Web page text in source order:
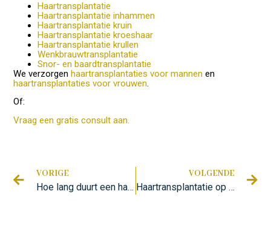
Haartransplantatie
Haartransplantatie inhammen
Haartransplantatie kruin
Haartransplantatie kroeshaar
Haartransplantatie krullen
Wenkbrauwtransplantatie
Snor- en baardtransplantatie
We verzorgenhaartransplantaties voor mannen en
haartransplantaties voor vrouwen.
Of:
Vraag een gratis consult aan.
VORIGE
Hoe lang duurt een haartransplantatie?
VOLGENDE
Haartransplantatie op litteken